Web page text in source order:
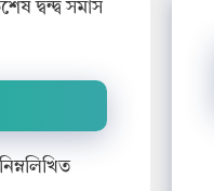
দ্বন্দ্ব সমাস